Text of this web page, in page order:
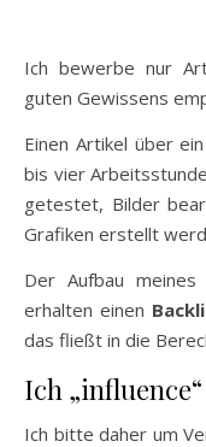
Ich bewerbe nur
guten Gewissens
Einen Artikel über
bis vier
getestet, Bilder
Grafiken erstellt
Der Aufbau
erhalten einen
das fließt in die
Ich
Ich bitte daher um